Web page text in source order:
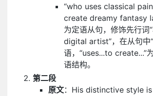
“who uses classical
create dreamy fantasy
为定语从句，修饰先行词
digital artist”，在从句中
语，“uses...to create...”
语结构。
第二段
原文：His distinctive style